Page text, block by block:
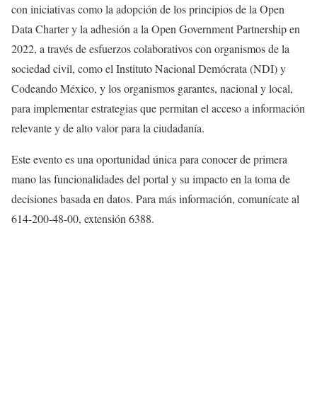
con iniciativas como la adopción de los principios de la Open
Data Charter y la adhesión a la Open Government Partnership en
2022, a través de esfuerzos colaborativos con organismos de la
sociedad civil, como el Instituto Nacional Demócrata (NDI) y
Codeando México, y los organismos garantes, nacional y local,
para implementar estrategias que permitan el acceso a información
relevante y de alto valor para la ciudadanía.
Este evento es una oportunidad única para conocer de primera
mano las funcionalidades del portal y su impacto en la toma de
decisiones basada en datos. Para más información, comunícate al
614-200-48-00, extensión 6388.